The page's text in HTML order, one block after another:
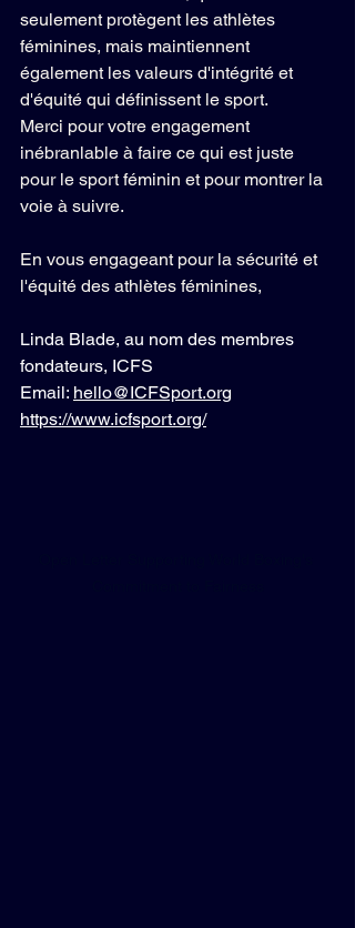
seulement protègent les athlètes
féminines, mais maintiennent
également les valeurs d'intégrité et
d'équité qui définissent le sport.
Merci pour votre engagement
inébranlable à faire ce qui est juste
pour le sport féminin et pour montrer la
voie à suivre.
En vous engageant pour la sécurité et
l'équité des athlètes féminines,
Linda Blade, au nom des membres
fondateurs, ICFS
Email: hello@ICFSport.org
https://www.icfsport.org/